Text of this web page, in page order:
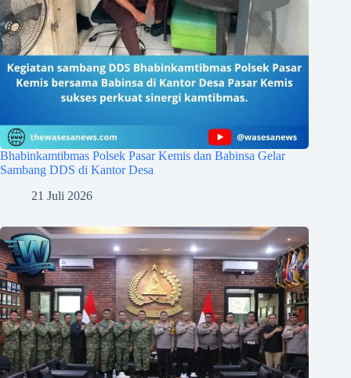
Bhabinkamtibmas Polsek Pasar Kemis dan Babinsa Gelar
Sambang DDS di Kantor Desa
21 Juli 2026